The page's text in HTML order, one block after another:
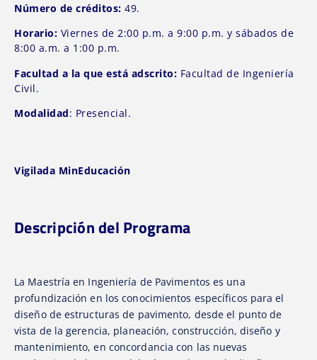
Número de créditos: 49.
Horario: Viernes de 2:00 p.m. a 9:00 p.m. y sábados de
8:00 a.m. a 1:00 p.m.
Facultad a la que está adscrito: Facultad de Ingeniería
Civil.
Modalidad: Presencial.
Vigilada MinEducación
Descripción del Programa
La Maestría en Ingeniería de Pavimentos es una
profundización en los conocimientos específicos para el
diseño de estructuras de pavimento, desde el punto de
vista de la gerencia, planeación, construcción, diseño y
mantenimiento, en concordancia con las nuevas